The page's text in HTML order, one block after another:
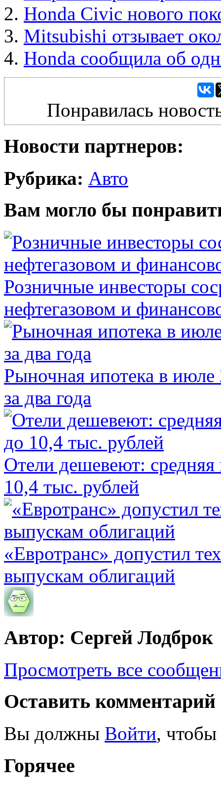
Honda Civic нового
Mitsubishi отзывает
Honda сообщила об
Понравилась
Новости партнеров:
Рубрика: Авто
Вам могло бы
Розничные инвесторы
нефтегазовом и
Рыночная ипотека в июле
за два года
Отели дешевеют:
10,4 тыс. рублей
«Евротранс» допустил
выпускам облигаций
Автор: Сергей Лодброк
Просмотреть все
Оставить комментарий
Вы должны Войти, чтобы
Горячее